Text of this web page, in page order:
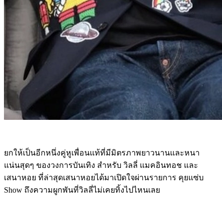
ยกให้เป็นอีกหนึ่งคู่หูเพื่อนแท้ที่มีมิตรภาพยาวนานและหนา
แน่นสุดๆ ของวงการบันเทิง สำหรับ วิลลี่ แมคอินทอช และ
เสนาหอย ที่ล่าสุดเสนาหอยได้มาเปิดใจผ่านรายการ คุยแซ่บ
Show ถึงความผูกพันที่วิลลี่ไม่เคยทิ้งไปไหนเลย